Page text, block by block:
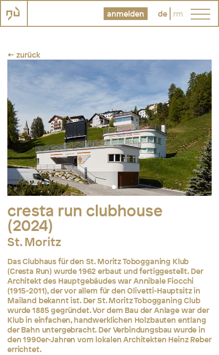
anmelden de rm
← zurück
cresta run clubhouse
(2024)
St. Moritz
Das Clubhaus für den St. Moritz Tobogganing Klub
(Cresta Run) wurde 1962 erbaut und fertiggestellt. Der
Architekt des Hauptgebäudes war Annibale Fiocchi
(1915-2011), der vor allem für den Olivetti-Hauptsitz in
Mailand bekannt ist. Der St. Moritz Tobogganing Club
wurde 1885 gegründet. Vor dem Bau der Anlage war der
Klub in einfachen, handwerklichen Holzbauten entlang
der Bahn untergebracht. Der Verbindungsbau wurde in
den 1990er-Jahren vom lokalen Architekten Heinz Reber
errichtet.